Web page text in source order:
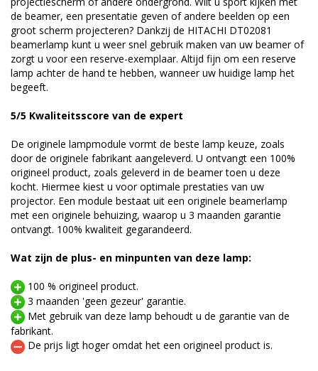
de beamer, een presentatie geven of andere beelden op een
groot scherm projecteren? Dankzij de HITACHI DT02081
beamerlamp kunt u weer snel gebruik maken van uw beamer of
zorgt u voor een reserve-exemplaar. Altijd fijn om een reserve
lamp achter de hand te hebben, wanneer uw huidige lamp het
begeeft.
5/5 Kwaliteitsscore van de expert
De originele lampmodule vormt de beste lamp keuze, zoals
door de originele fabrikant aangeleverd. U ontvangt een 100%
origineel product, zoals geleverd in de beamer toen u deze
kocht. Hiermee kiest u voor optimale prestaties van uw
projector. Een module bestaat uit een originele beamerlamp
met een originele behuizing, waarop u 3 maanden garantie
ontvangt. 100% kwaliteit gegarandeerd.
Wat zijn de plus- en minpunten van deze lamp:
100 % origineel product.
3 maanden 'geen gezeur' garantie.
Met gebruik van deze lamp behoudt u de garantie van de
fabrikant.
De prijs ligt hoger omdat het een origineel product is.